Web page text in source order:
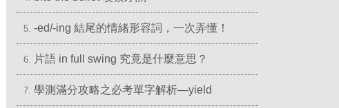
5. -ed/-ing 結尾的情緒形容詞，一次弄懂！
6. 片語 in full swing 究竟是什麼意思？
7. 學測滿分攻略之必考單字解析—yield